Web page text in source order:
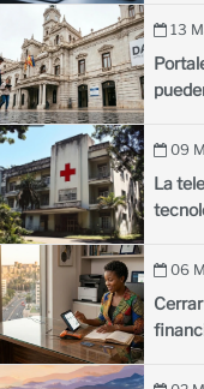
13
09
La
06